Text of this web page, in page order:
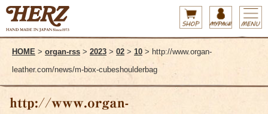
HOME > organ-rss > 2023 > 02 > 10 > http://www.organ-
leather.com/news/m-box-cubeshoulderbag
http://www.organ-